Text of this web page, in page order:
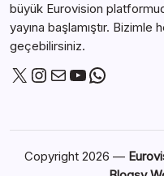
büyük Eurovision
yayına başlamıştır.
geçebilirsiniz.
Copyright 2026 —